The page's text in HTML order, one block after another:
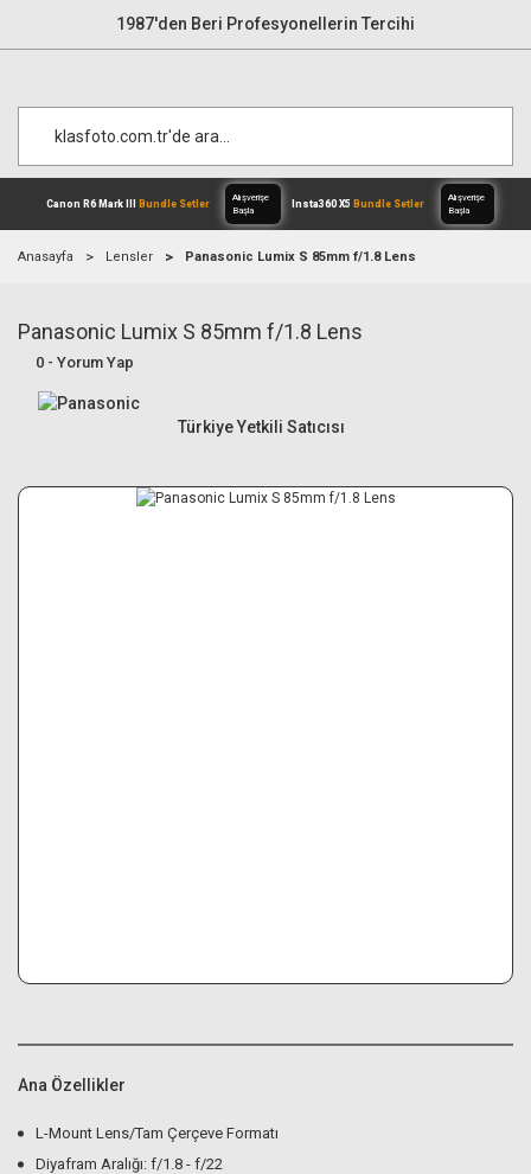
1987'den Beri Profesyonellerin Tercihi
Canon R6 Mark III Bundle Setler
Anasayfa Lensler Panasonic Lumix S 85mm f/1.8 Lens
Panasonic Lumix S 85mm f/1.8 Lens
0 - Yorum Yap
Türkiye Yetkili Satıcısı
Ana Özellikler
L-Mount Lens/Tam Çerçeve Formatı
Diyafram Aralığı: f/1.8 - f/22